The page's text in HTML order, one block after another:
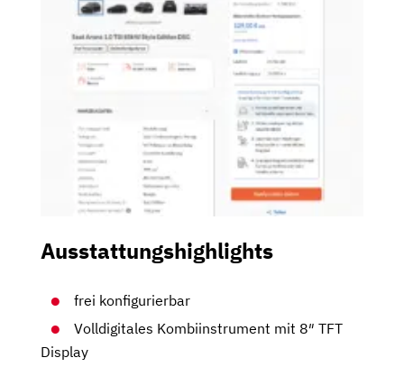
Ausstattungshighlights
frei konfigurierbar
Volldigitales Kombiinstrument mit 8″ TFT
Display